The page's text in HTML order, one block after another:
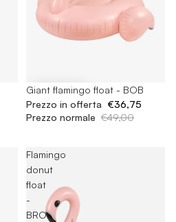
-25%
Giant flamingo float - BOB
Prezzo in offerta €36,75
Prezzo normale €49,00
Flamingo
donut
float
-
BRO